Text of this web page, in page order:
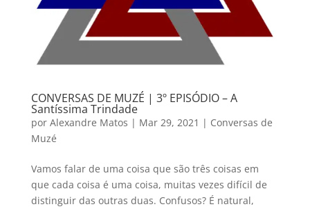
CONVERSAS DE MUZÉ | 3º EPISÓDIO – A
Santíssima Trindade
por Alexandre Matos | Mar 29, 2021 | Conversas de
Muzé
Vamos falar de uma coisa que são três coisas em
que cada coisa é uma coisa, muitas vezes difícil de
distinguir das outras duas. Confusos? É natural,